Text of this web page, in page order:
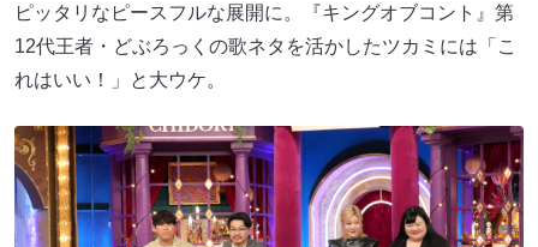
ピッタリなピースフルな展開に。『キングオブコント』第
12代王者・どぶろっくの歌ネタを活かしたツカミには「こ
れはいい！」と大ウケ。